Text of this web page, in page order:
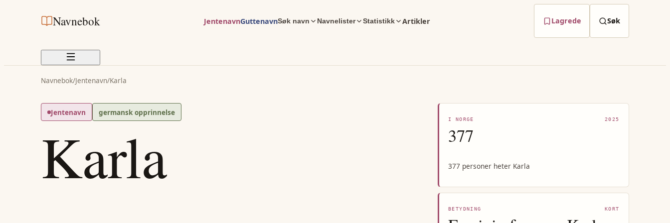
Navnebok JentenavnGuttenavnSøk navn Navnelister Statistikk Artikler Lagrede Søk
Navnebok/Jentenavn/Karla
Jentenavn germansk opprinnelse
Karla I NORGE 2025
377
377 personer heter Karla
BETYDNING KORT